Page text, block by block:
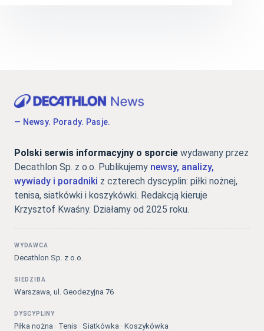
— Newsy. Porady. Pasje.
Polski serwis informacyjny o sporcie wydawany przez
Decathlon Sp. z o.o. Publikujemy newsy, analizy,
wywiady i poradniki z czterech dyscyplin: piłki nożnej,
tenisa, siatkówki i koszykówki. Redakcją kieruje
Krzysztof Kwaśny. Działamy od 2025 roku.
WYDAWCA
Decathlon Sp. z o.o.
SIEDZIBA
Warszawa, ul. Geodezyjna 76
DYSCYPLINY
Piłka nożna · Tenis · Siatkówka · Koszykówka